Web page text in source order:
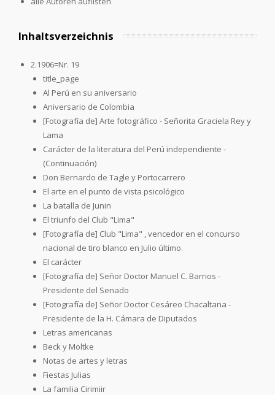
Inhaltsverzeichnis
2.1906=Nr. 19
title_page
Al Perú en su aniversario
Aniversario de Colombia
[Fotografía de] Arte fotográfico - Señorita Graciela Rey y
Lama
Carácter de la literatura del Perú independiente -
(Continuación)
Don Bernardo de Tagle y Portocarrero
El arte en el punto de vista psicológico
La batalla de Junin
El triunfo del Club "Lima"
[Fotografía de] Club "Lima" , vencedor en el concurso
nacional de tiro blanco en Julio último.
El carácter
[Fotografía de] Señor Doctor Manuel C. Barrios -
Presidente del Senado
[Fotografía de] Señor Doctor Cesáreo Chacaltana -
Presidente de la H. Cámara de Diputados
Letras americanas
Beck y Moltke
Notas de artes y letras
Fiestas Julias
La familia Cirimiir